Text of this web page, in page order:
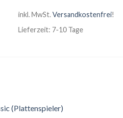
inkl. MwSt.Versandkostenfrei!
Lieferzeit: 7-10 Tage
(Plattenspieler)